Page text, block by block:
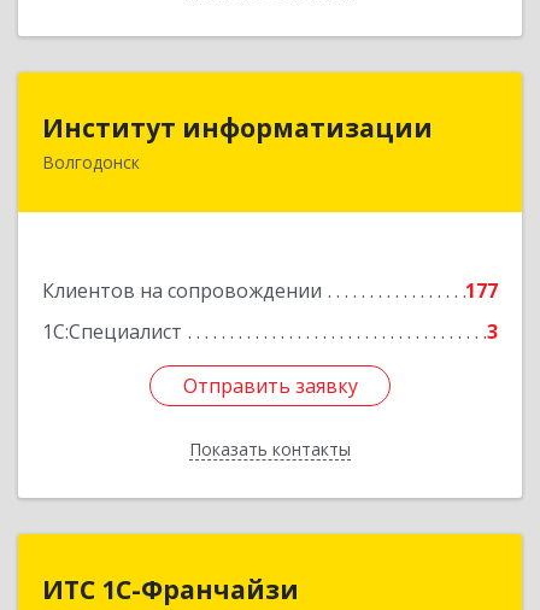
Институт информатизации
Волгодонск
Клиентов на сопровождении
177
1С:Специалист
3
Отправить заявку
Показать контакты
Институт информатизации
347383, Ростовская обл, Волгодонск г, Маршала
Отправить заявку
Назад
ИТС 1С-Франчайзи
ИТС 1С-Франчайзи